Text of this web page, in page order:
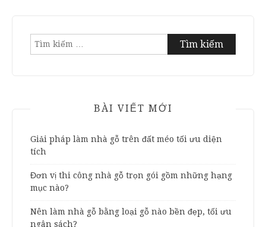
Tìm
BÀI VIẾT MỚI
Giải pháp làm nhà gỗ trên đất méo tối ưu diện
tích
Đơn vị thi công nhà gỗ trọn gói gồm những hạng
mục nào?
Nên làm nhà gỗ bằng loại gỗ nào bền đẹp, tối ưu
ngân sách?